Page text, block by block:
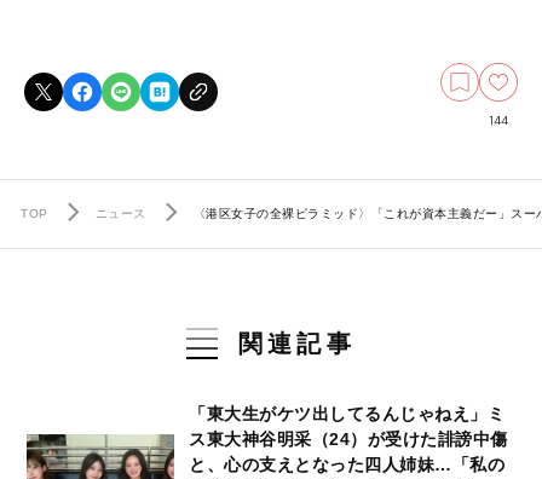
144
TOP ニュース 〈港区女子の全裸ピラミッド〉「これが資本主義だー」ス
関連記事
「東大生がケツ出してるんじゃねえ」ミ
ス東大神谷明采（24）が受けた誹謗中傷
と、心の支えとなった四人姉妹…「私の